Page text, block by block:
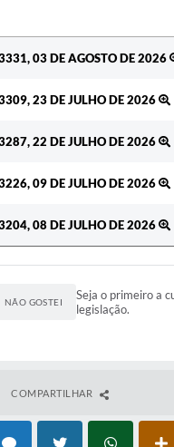
03 DE AGOSTO DE 2026
23 DE JULHO DE 2026
22 DE JULHO DE 2026
09 DE JULHO DE 2026
08 DE JULHO DE 2026
NÃO GOSTEI
Seja o primeiro a
legislação.
COMPARTILHAR